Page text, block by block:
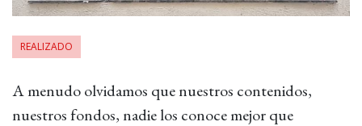
REALIZADO
A menudo olvidamos que nuestros contenidos,
nuestros fondos, nadie los conoce mejor que